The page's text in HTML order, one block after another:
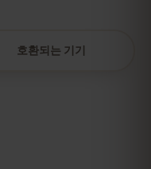
호환되는 기기